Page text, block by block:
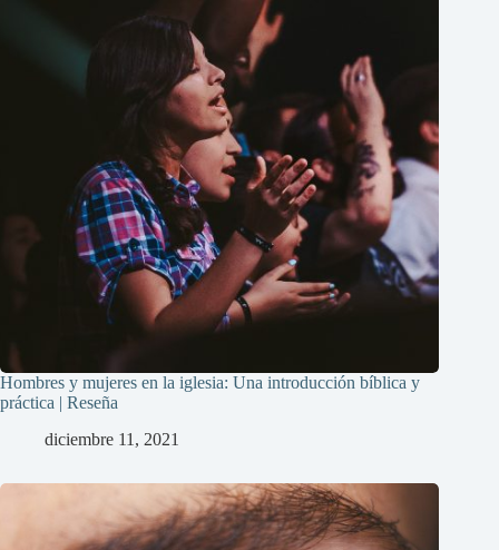
Hombres y mujeres en la iglesia: Una introducción bíblica y
práctica | Reseña
diciembre 11, 2021